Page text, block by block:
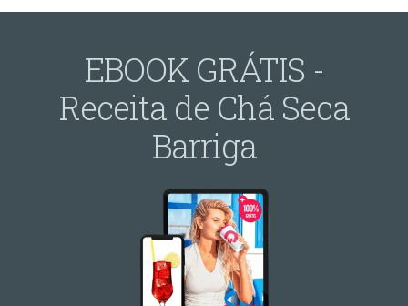
EBOOK GRÁTIS -
Receita de Chá Seca
Barriga